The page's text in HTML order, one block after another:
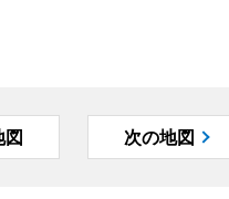
図 次の地図